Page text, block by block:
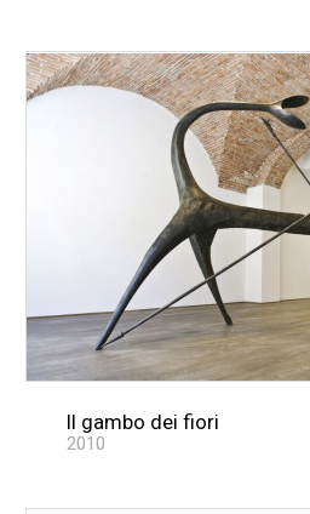
Il gambo dei fiori
2010